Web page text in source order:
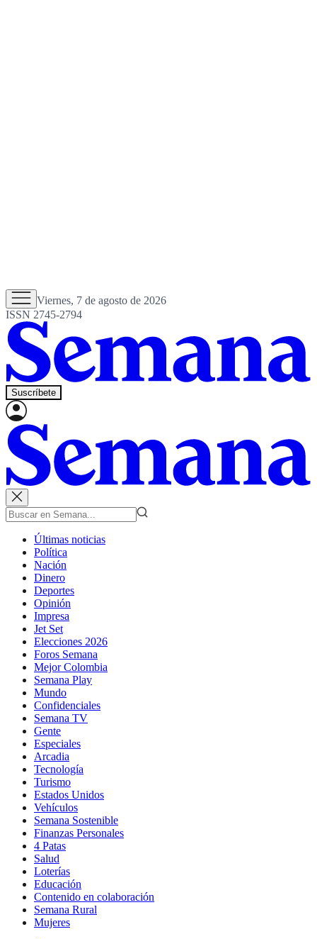
Viernes, 7 de agosto de 2026
ISSN 2745-2794
Suscríbete
Últimas noticias
Política
Nación
Dinero
Deportes
Opinión
Impresa
Jet Set
Elecciones 2026
Foros Semana
Mejor Colombia
Semana Play
Mundo
Confidenciales
Semana TV
Gente
Especiales
Arcadia
Tecnología
Turismo
Estados Unidos
Vehículos
Semana Sostenible
Finanzas Personales
4 Patas
Salud
Loterías
Educación
Contenido en colaboración
Semana Rural
Mujeres